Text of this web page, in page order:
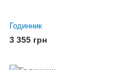
Годинник
3 355 грн